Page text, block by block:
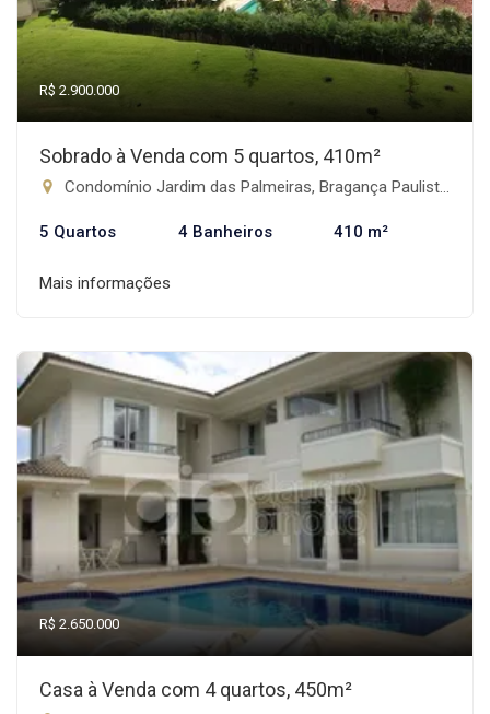
R$ 2.900.000
Sobrado à Venda com 5 quartos, 410m²
Condomínio Jardim das Palmeiras, Bragança Paulista-SP
5 Quartos 4 Banheiros 410 m²
Mais informações
R$ 2.650.000
Casa à Venda com 4 quartos, 450m²